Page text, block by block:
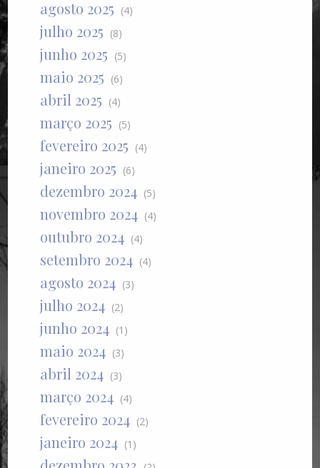
agosto 2025 (4)
julho 2025 (8)
junho 2025 (5)
maio 2025 (6)
abril 2025 (4)
março 2025 (5)
fevereiro 2025 (4)
janeiro 2025 (6)
dezembro 2024 (5)
novembro 2024 (4)
outubro 2024 (4)
setembro 2024 (4)
agosto 2024 (3)
julho 2024 (2)
junho 2024 (1)
maio 2024 (3)
abril 2024 (3)
março 2024 (4)
fevereiro 2024 (2)
janeiro 2024 (1)